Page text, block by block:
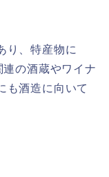
り、特産物に
連の酒蔵やワイナ
も酒造に向いて